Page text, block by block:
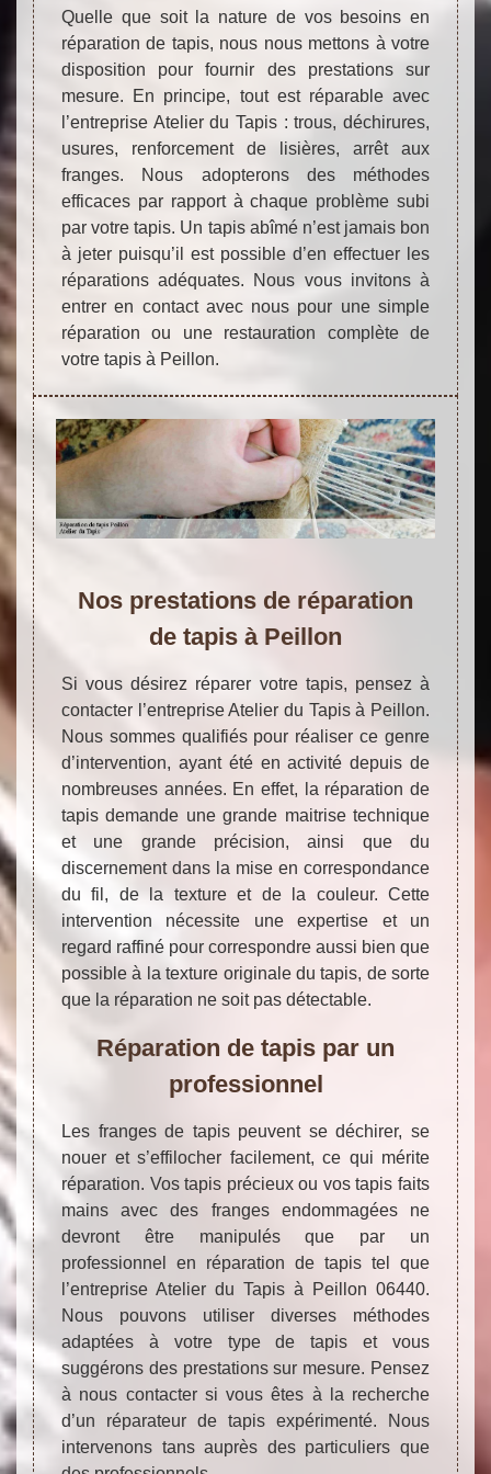
Quelle que soit la nature de vos besoins en
réparation de tapis, nous nous mettons à votre
disposition pour fournir des prestations sur
mesure. En principe, tout est réparable avec
l’entreprise Atelier du Tapis : trous, déchirures,
usures, renforcement de lisières, arrêt aux
franges. Nous adopterons des méthodes
efficaces par rapport à chaque problème subi
par votre tapis. Un tapis abîmé n’est jamais bon
à jeter puisqu’il est possible d’en effectuer les
réparations adéquates. Nous vous invitons à
entrer en contact avec nous pour une simple
réparation ou une restauration complète de
votre tapis à Peillon.
Nos prestations de réparation
de tapis à Peillon
Si vous désirez réparer votre tapis, pensez à
contacter l’entreprise Atelier du Tapis à Peillon.
Nous sommes qualifiés pour réaliser ce genre
d’intervention, ayant été en activité depuis de
nombreuses années. En effet, la réparation de
tapis demande une grande maitrise technique
et une grande précision, ainsi que du
discernement dans la mise en correspondance
du fil, de la texture et de la couleur. Cette
intervention nécessite une expertise et un
regard raffiné pour correspondre aussi bien que
possible à la texture originale du tapis, de sorte
que la réparation ne soit pas détectable.
Réparation de tapis par un
professionnel
Les franges de tapis peuvent se déchirer, se
nouer et s’effilocher facilement, ce qui mérite
réparation. Vos tapis précieux ou vos tapis faits
mains avec des franges endommagées ne
devront être manipulés que par un
professionnel en réparation de tapis tel que
l’entreprise Atelier du Tapis à Peillon 06440.
Nous pouvons utiliser diverses méthodes
adaptées à votre type de tapis et vous
suggérons des prestations sur mesure. Pensez
à nous contacter si vous êtes à la recherche
d’un réparateur de tapis expérimenté. Nous
intervenons tans auprès des particuliers que